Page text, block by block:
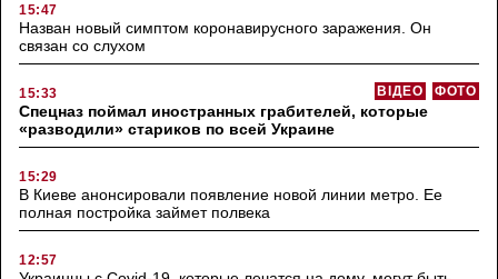
15:47
Назван новый симптом коронавирусного заражения. Он
связан со слухом
15:33 ФОТО
ВІДЕО
Спецназ поймал иностранных грабителей, которые
«разводили» стариков по всей Украине
15:29
В Киеве анонсировали появление новой линии метро. Ее
полная постройка займет полвека
12:57